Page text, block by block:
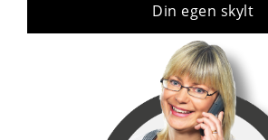
Din egen skylt